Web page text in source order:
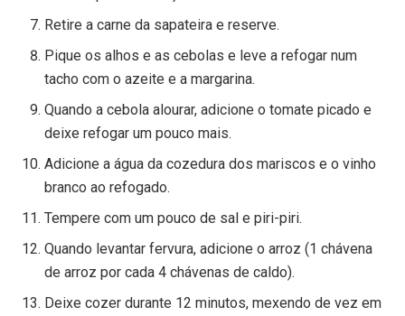
Retire a carne da sapateira e reserve.
Pique os alhos e as cebolas e leve a refogar num
tacho com o azeite e a margarina.
Quando a cebola alourar, adicione o tomate picado e
deixe refogar um pouco mais.
Adicione a água da cozedura dos mariscos e o vinho
branco ao refogado.
Tempere com um pouco de sal e piri-piri.
Quando levantar fervura, adicione o arroz (1 chávena
de arroz por cada 4 chávenas de caldo).
Deixe cozer durante 12 minutos, mexendo de vez em